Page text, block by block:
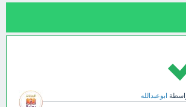
ابوعبدالله